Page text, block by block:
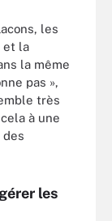
les
et la
la même
pas »,
très
à une
les